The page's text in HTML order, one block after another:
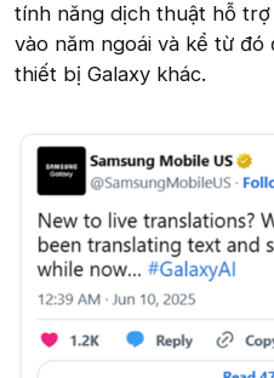
tính năng dịch thuật hỗ
vào năm ngoái và kể từ đó
thiết bị Galaxy khác.